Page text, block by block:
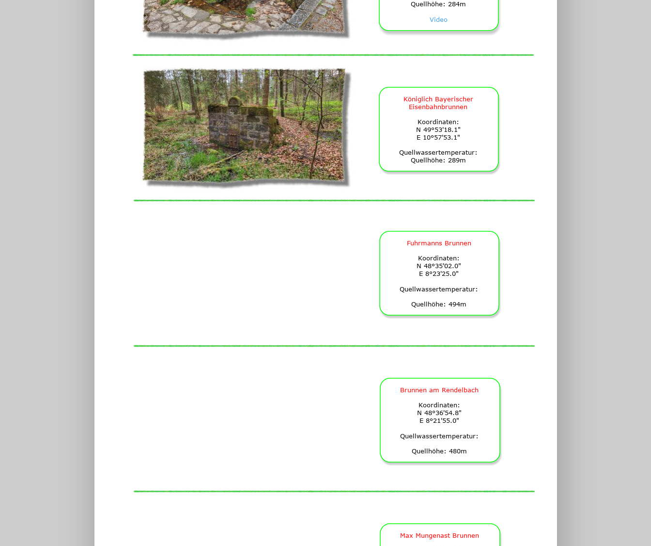
Königlich Bayerischer
Eisenbahnbrunnen
Koordinaten:
N 49°53'18.1"
E 10°57'53.1"
Quellwassertemperatur:
Quellhöhe: 289m
Quellhöhe: 284m
Video
Fuhrmanns Brunnen
Koordinaten:
N 48°35'02.0"
E 8°23'25.0"
Quellwassertemperatur:
Quellhöhe: 494m
Brunnen am Rendelbach
Koordinaten:
N 48°36'54.8"
E 8°21'55.0"
Quellwassertemperatur:
Quellhöhe: 480m
Max Mungenast Brunnen